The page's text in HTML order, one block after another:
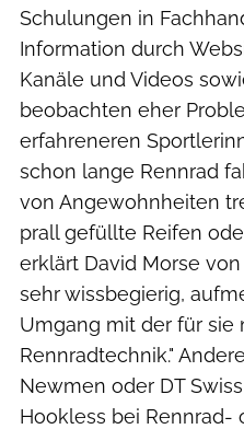
Schulungen in
Information durch
Kanäle und Videos
beobachten eher
erfahreneren
schon lange Rennrad
von Angewohnheiten
prall gefüllte Reifen
erklärt David Morse
sehr wissbegierig,
Umgang mit der für sie
Rennradtechnik."
Newmen oder DT
Hookless bei Rennrad-